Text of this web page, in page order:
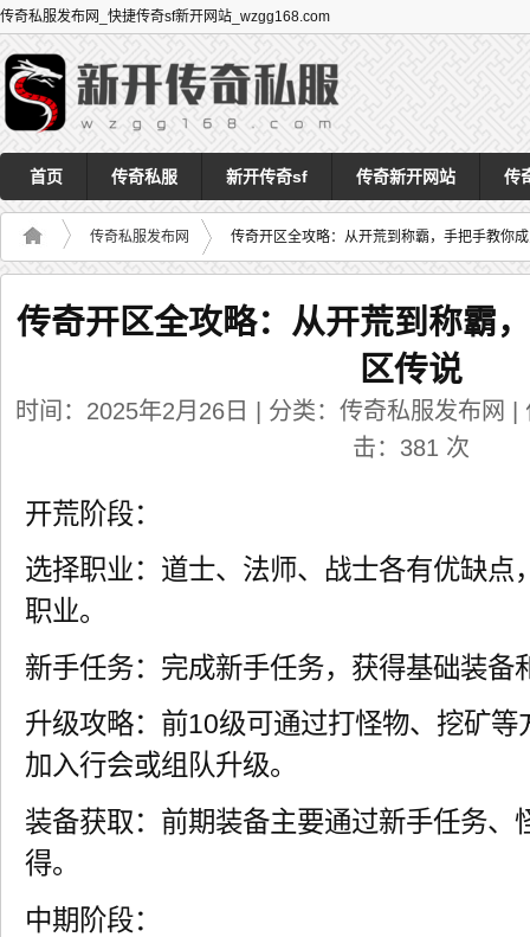
传奇私服发布网_快捷传奇sf新开网站_wzgg168.com
首页 传奇私服 新开传奇sf 传奇新开网站 传
传奇私服发布网 传奇开区全攻略：从开荒到称霸，手把手教你
传奇开区全攻略：从开荒到称霸
区传说
时间：2025年2月26日 | 分类：传奇私服发布网
击： 381 次
开荒阶段：
选择职业：道士、法师、战士各有优缺点
职业。
新手任务：完成新手任务，获得基础装备
升级攻略：前10级可通过打怪物、挖矿
加入行会或组队升级。
装备获取：前期装备主要通过新手任务、
得。
中期阶段：